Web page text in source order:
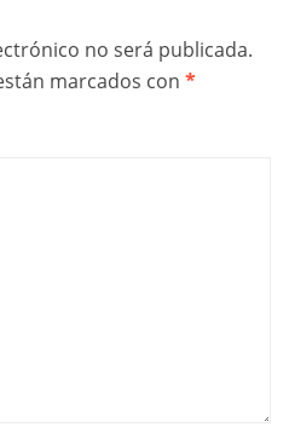
no será publicada.
marcados con *